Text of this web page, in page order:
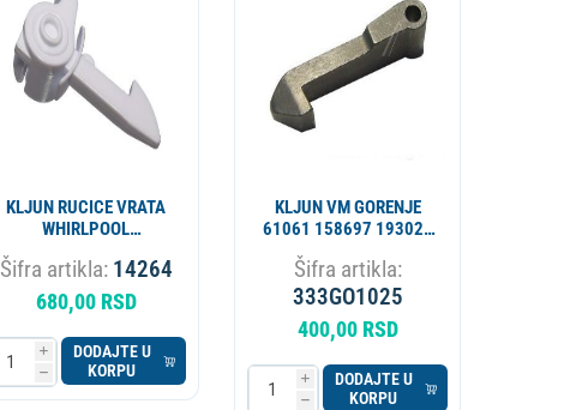
KOTAO
APARAT ZA PIVO
KLJUN RUCICE VRATA
WHIRLPOOL
ORIGINAL
Šifra artikla: 14264
680,00 RSD
i
h
DODAJTE U
KORPU
KLJUN VM GORENJE
61061 158697 193025
Šifra artikla:
333GO1025
400,00 RSD
i
h
DODAJTE U
KORPU